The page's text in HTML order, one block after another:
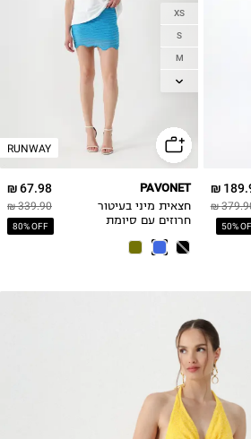
379.90
50%
RUNWAY
XS
S
M
L
67.98 ₪
339.90 ₪
80% OFF
PAVONET
חצאית מיני בעיטור
חרוזים עם סיומת